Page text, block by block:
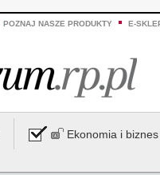
POZNAJ NASZE PRODUKTY E-
Ekonomia i biznes